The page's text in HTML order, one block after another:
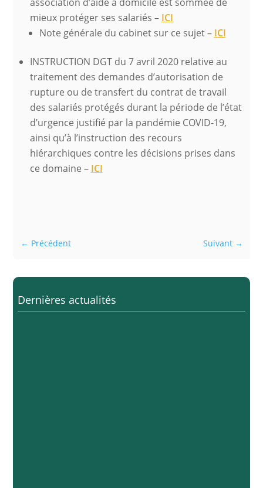
mieux protéger ses salariés – ICI
Note générale du cabinet sur ce sujet – ICI
INSTRUCTION DGT du 7 avril 2020 relative au
traitement des demandes d’autorisation de
rupture ou de transfert du contrat de travail
des salariés protégés durant la période de l’état
d’urgence justifié par la pandémie COVID-19,
ainsi qu’à l’instruction des recours
hiérarchiques contre les décisions prises dans
ce domaine – ICI
← Précédent Suivant→
Dernières actualités